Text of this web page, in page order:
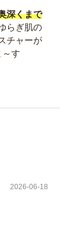
深くまで
らぎ肌の
チャーが
～す
2026-06-18